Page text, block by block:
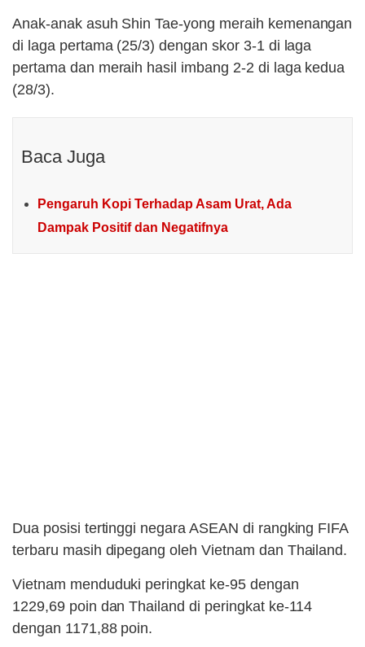
Anak-anak asuh Shin Tae-yong meraih kemenangan
di laga pertama (25/3) dengan skor 3-1 di laga
pertama dan meraih hasil imbang 2-2 di laga kedua
(28/3).
Baca Juga
Pengaruh Kopi Terhadap Asam Urat, Ada
Dampak Positif dan Negatifnya
Dua posisi tertinggi negara ASEAN di rangking FIFA
terbaru masih dipegang oleh Vietnam dan Thailand.
Vietnam menduduki peringkat ke-95 dengan
1229,69 poin dan Thailand di peringkat ke-114
dengan 1171,88 poin.